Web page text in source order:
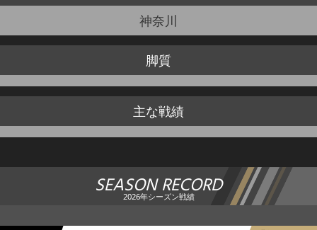
神奈川
脚質
主な戦績
SEASON RECORD
2026年シーズン戦績